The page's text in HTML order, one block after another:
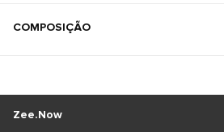
COMPOSIÇÃO
Zee.Now